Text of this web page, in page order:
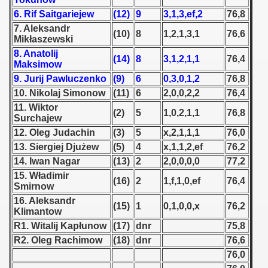
6. Rif Saitgariejew
(12) 9 3,1,3,ef,2
76,8
7. Aleksandr
Mikłaszewski
(10) 8 1,2,1,3,1
76,6
8. Anatolij
Maksimow
(14) 8 3,1,2,1,1
76,4
9. Jurij Pawluczenko
(9) 6 0,3,0,1,2
76,8
10. Nikolaj Simonow
(11) 6 2,0,0,2,2
76,4
11. Wiktor
Surchajew
(2) 5 1,0,2,1,1
76,8
12. Oleg Judachin
(3) 5 x,2,1,1,1
76,0
13. Siergiej Djużew
(5) 4 x,1,1,2,ef
76,2
14. Iwan Nagar
(13) 2 2,0,0,0,0
77,2
15. Władimir
Smirnow
(16) 2 1,f,1,0,ef
76,4
16. Aleksandr
Klimantow
(15) 1 0,1,0,0,x
76,2
R1. Witalij Kapłunow (17) dnr
75,8
R2. Oleg Rachimow
(18) dnr
76,6
76,0
1946
- 1952
- 1953
- 1954